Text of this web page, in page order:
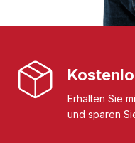
Erhalten Sie
und sparen